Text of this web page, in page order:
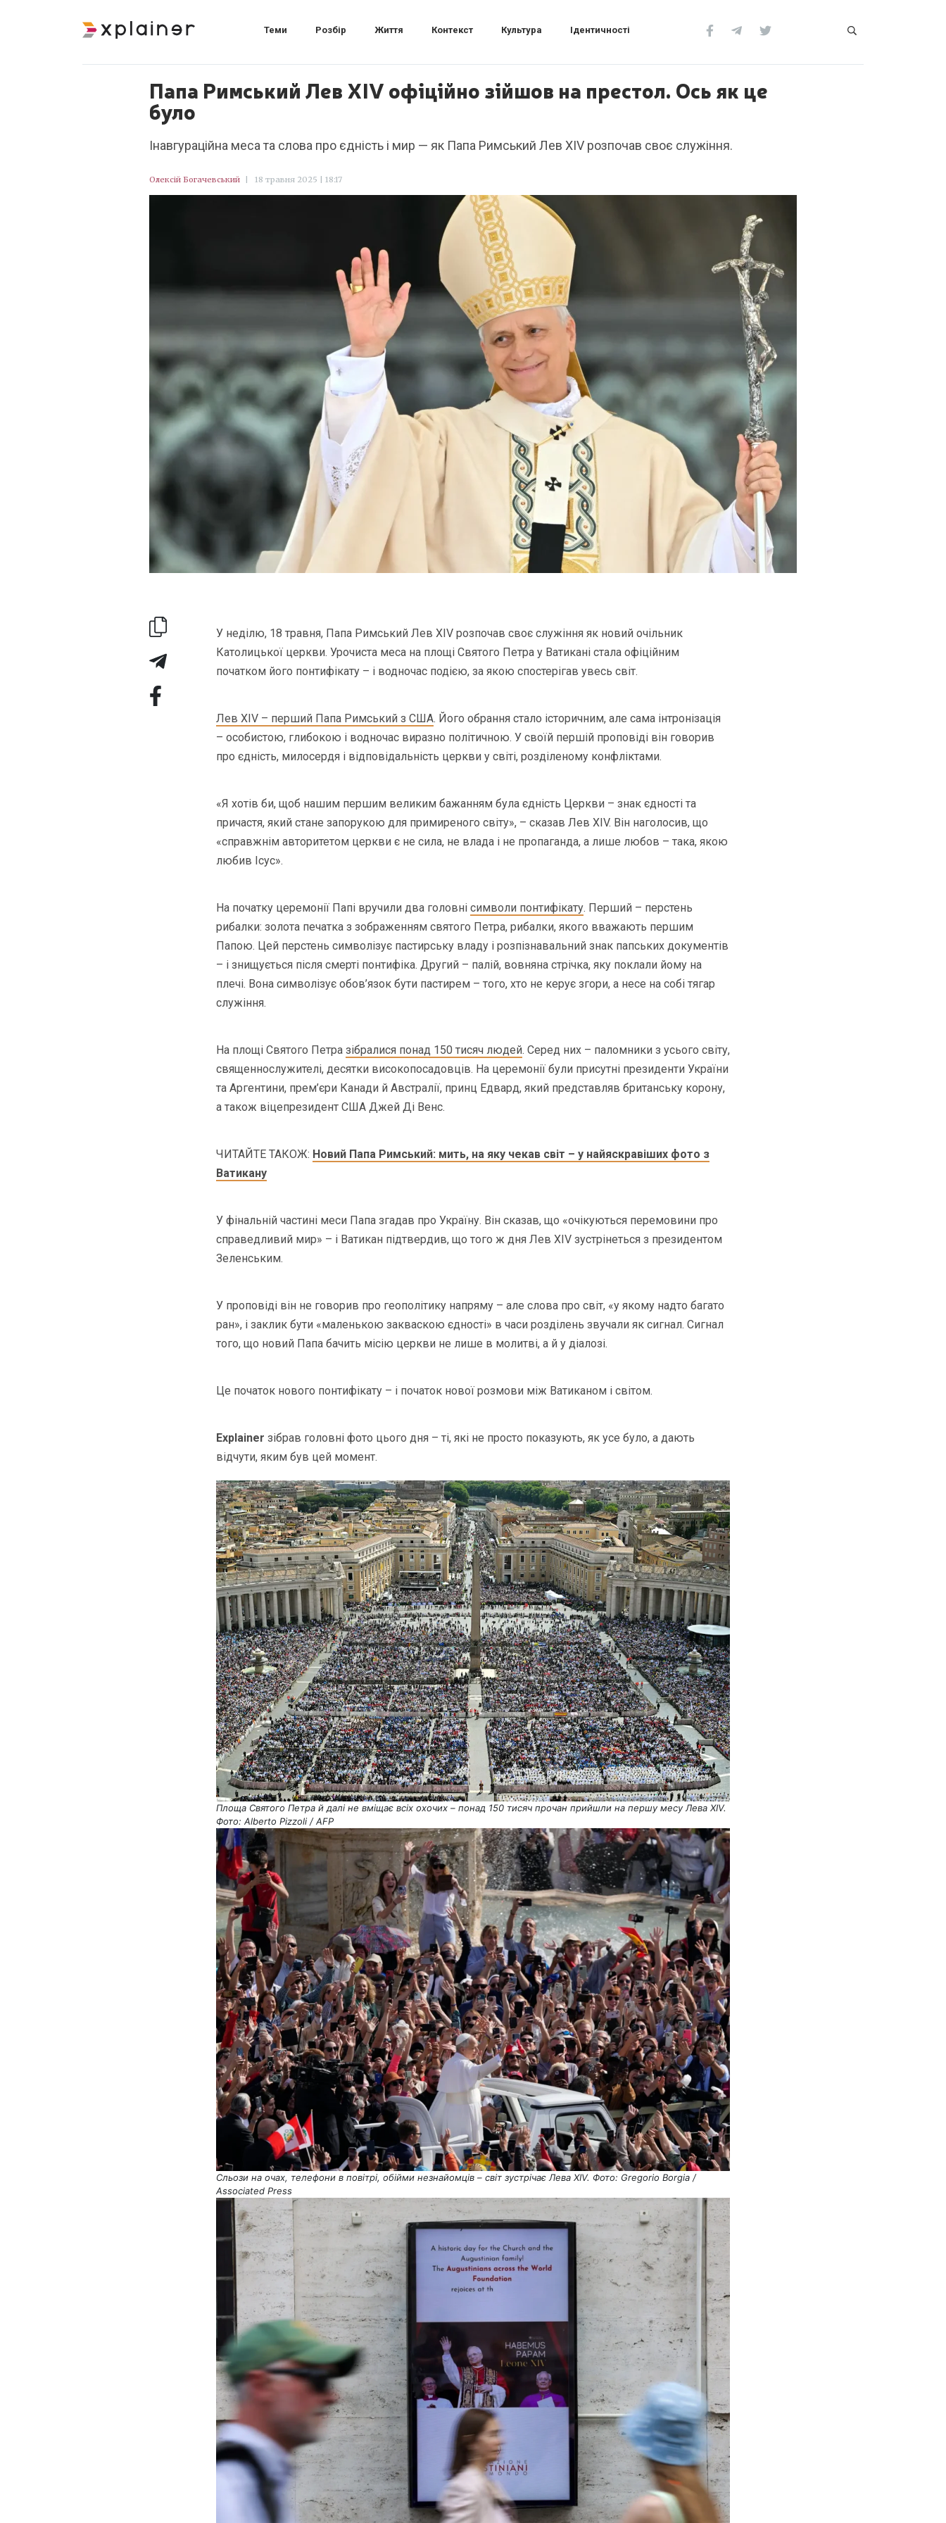
Теми Розбір Життя Контекст Культура Ідентичності
Папа Римський Лев XIV офіційно зійшов на престол. Ось як це
було
Інавгураційна меса та слова про єдність і мир — як Папа Римський Лев XIV розпочав своє служіння.
Олексій Богачевський 18 травня 2025 | 18:17
У неділю, 18 травня, Папа Римський Лев XIV розпочав своє служіння як новий очільник
Католицької церкви. Урочиста меса на площі Святого Петра у Ватикані стала офіційним
початком його понтифікату – і водночас подією, за якою спостерігав увесь світ.
Лев XIV – перший Папа Римський з США. Його обрання стало історичним, але сама інтронізація
– особистою, глибокою і водночас виразно політичною. У своїй першій проповіді він говорив
про єдність, милосердя і відповідальність церкви у світі, розділеному конфліктами.
«Я хотів би, щоб нашим першим великим бажанням була єдність Церкви – знак єдності та
причастя, який стане запорукою для примиреного світу», – сказав Лев XIV. Він наголосив, що
«справжнім авторитетом церкви є не сила, не влада і не пропаганда, а лише любов – така, якою
любив Ісус».
На початку церемонії Папі вручили два головні символи понтифікату. Перший – перстень
рибалки: золота печатка з зображенням святого Петра, рибалки, якого вважають першим
Папою. Цей перстень символізує пастирську владу і розпізнавальний знак папських документів
– і знищується після смерті понтифіка. Другий – палій, вовняна стрічка, яку поклали йому на
плечі. Вона символізує обов’язок бути пастирем – того, хто не керує згори, а несе на собі тягар
служіння.
На площі Святого Петра зібралися понад 150 тисяч людей. Серед них – паломники з усього світу,
священнослужителі, десятки високопосадовців. На церемонії були присутні президенти України
та Аргентини, прем’єри Канади й Австралії, принц Едвард, який представляв британську корону,
а також віцепрезидент США Джей Ді Венс.
ЧИТАЙТЕ ТАКОЖ: Новий Папа Римський: мить, на яку чекав світ – у найяскравіших фото з
Ватикану
У фінальній частині меси Папа згадав про Україну. Він сказав, що «очікуються перемовини про
справедливий мир» – і Ватикан підтвердив, що того ж дня Лев XIV зустрінеться з президентом
Зеленським.
У проповіді він не говорив про геополітику напряму – але слова про світ, «у якому надто багато
ран», і заклик бути «маленькою закваскою єдності» в часи розділень звучали як сигнал. Сигнал
того, що новий Папа бачить місію церкви не лише в молитві, а й у діалозі.
Це початок нового понтифікату – і початок нової розмови між Ватиканом і світом.
Explainer зібрав головні фото цього дня – ті, які не просто показують, як усе було, а дають
відчути, яким був цей момент.
Площа Святого Петра й далі не вміщає всіх охочих – понад 150 тисяч прочан прийшли на першу месу Лева XIV.
Фото: Alberto Pizzoli / AFP
Сльози на очах, телефони в повітрі, обійми незнайомців – світ зустрічає Лева XIV. Фото: Gregorio Borgia /
Associated Press